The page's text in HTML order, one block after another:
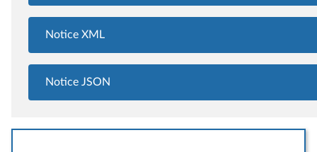
Notice XML
Notice JSON